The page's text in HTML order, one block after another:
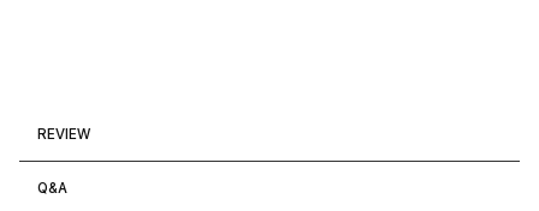
REVIEW
Q&A